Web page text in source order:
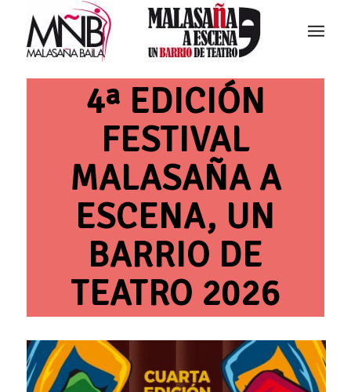
4ª EDICIÓN
FESTIVAL
MALASAÑA A
ESCENA, UN
BARRIO DE
TEATRO 2026